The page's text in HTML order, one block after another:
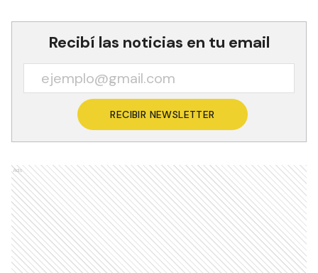
Recibí las noticias en tu email
RECIBIR NEWSLETTER
Ads